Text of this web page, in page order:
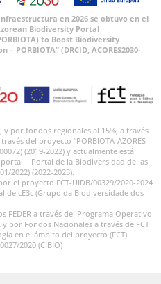
en 2026 se obtuvo en el
Biodiversity Portal
to Boost Biodiversity
PORBIOTA” (DRCID, ACORES2030-
y por fondos regionales al 15%, a través
del proyecto “PORBIOTA-AZORES
(2019-2022) y actualmente está
– Portal de la Biodiversidad de las
2022) (2022-2023).
el proyecto FCT-UIDB/00329/2020-2024
cE3c (Grupo da Biodiversidade dos
FEDER a través del Programa Operativo
por Fondos Nacionales a través de FCT
en el ámbito del proyecto (FCT)
2020 (CIBIO)